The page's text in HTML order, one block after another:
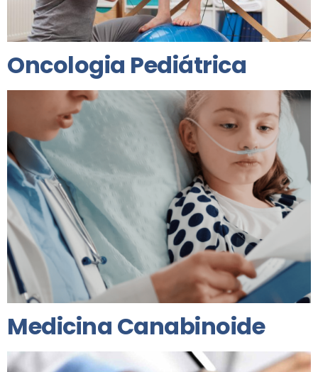
Oncologia Pediátrica
Medicina Canabinoide